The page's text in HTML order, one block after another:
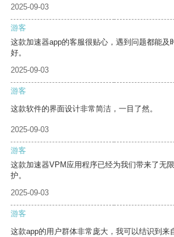
2025-09-03
游客
这款加速器app的客服很贴心，遇到问题都能及
好。
2025-09-03
游客
这款软件的界面设计非常简洁，一目了然。
2025-09-03
游客
这款加速器VPM应用程序已经为我们带来了无
护。
2025-09-03
游客
这款app的用户群体非常庞大，我可以结识到来